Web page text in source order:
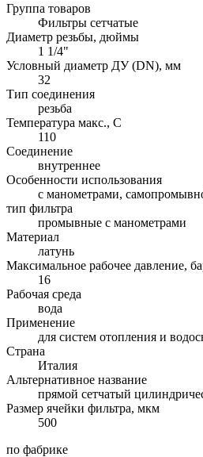
Группа товаров
Фильтры сетчатые
Диаметр резьбы, дюймы
1 1/4"
Условный диаметр ДУ (DN), мм
32
Тип соединения
резьба
Температура макс., С
110
Соединение
внутреннее
Особенности использования
с манометрами,
тип фильтра
промывные с манометрами
Материал
латунь
Максимальное рабочее давление,
16
Рабочая среда
вода
Применение
для систем отопления и
Страна
Италия
Альтернативное название
прямой сетчатый
Размер ячейки фильтра, мкм
500
по фабрике